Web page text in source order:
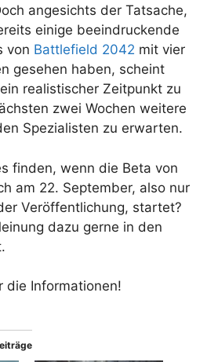
angesichts der Tatsache,
einige beeindruckende
von Battlefield 2042 mit vier
gesehen haben, scheint
realistischer Zeitpunkt zu
zwei Wochen weitere
Spezialisten zu erwarten.
finden, wenn die Beta von
am 22. September, also nur
Veröffentlichung, startet?
dazu gerne in den
die Informationen!